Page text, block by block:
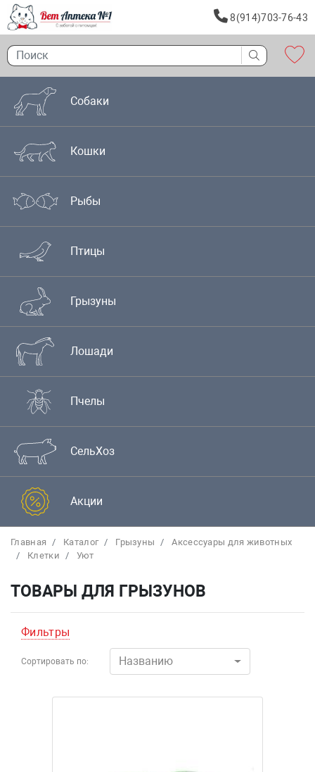
8(914)703-76-43
Собаки
Кошки
Рыбы
Птицы
Грызуны
Лошади
Пчелы
СельХоз
Акции
Главная Каталог Грызуны
Аксессуары для животных
Клетки
Уют
ТОВАРЫ ДЛЯ ГРЫЗУНОВ
Фильтры
Сортировать по: Названию